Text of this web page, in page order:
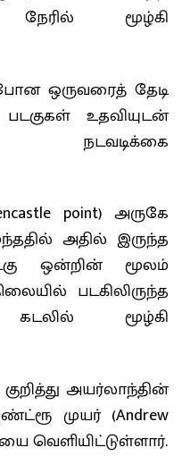
மூழ்கி
ஒருவரைத் தேடி
உதவியுடன்
நடவடிக்கை
point) அருகே
அதில் இருந்த
ஒன்றின் மூலம்
படகிலிருந்த
மூழ்கி
அயர்லாந்தின்
முயர் (Andrew
வெளியிட்டுள்ளார்.